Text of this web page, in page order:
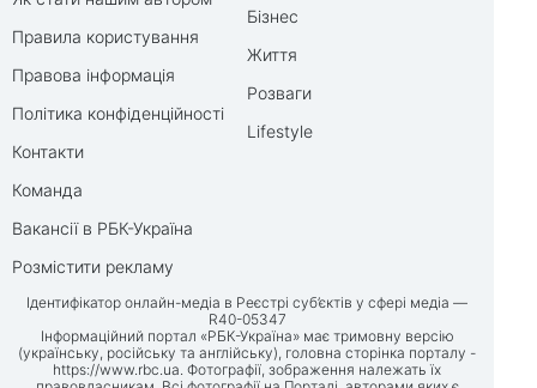
Правила користування
Правова інформація
Політика конфіденційності
Контакти
Команда
Вакансії в РБК-Україна
Розмістити рекламу
Бізнес
Життя
Розваги
Lifestyle
Ідентифікатор онлайн-медіа в Реєстрі суб’єктів у сфері медіа —
R40-05347
Інформаційний портал «РБК-Україна» має тримовну версію
(українську, російську та англійську), головна сторінка порталу -
https://www.rbc.ua. Фотографії, зображення належать їх